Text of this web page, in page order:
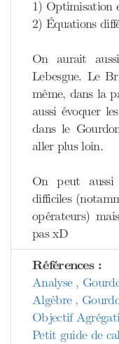
1) Optimisation
2) Équations
On aurait
Lebesgue. Le
même, dans la
aussi évoquer
dans le
aller plus loin.
On peut
difficiles
opérateurs)
pas xD
Références :
Analyse ,
Algèbre ,
Objectif
Petit guide de